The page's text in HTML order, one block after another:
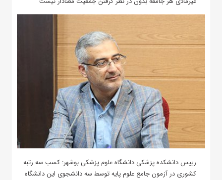
رییس دانشکده پزشکی دانشگاه علوم پزشکی بوشهر: کسب سه رتبه
کشوری در آزمون جامع علوم پایه توسط سه دانشجوی این دانشگاه